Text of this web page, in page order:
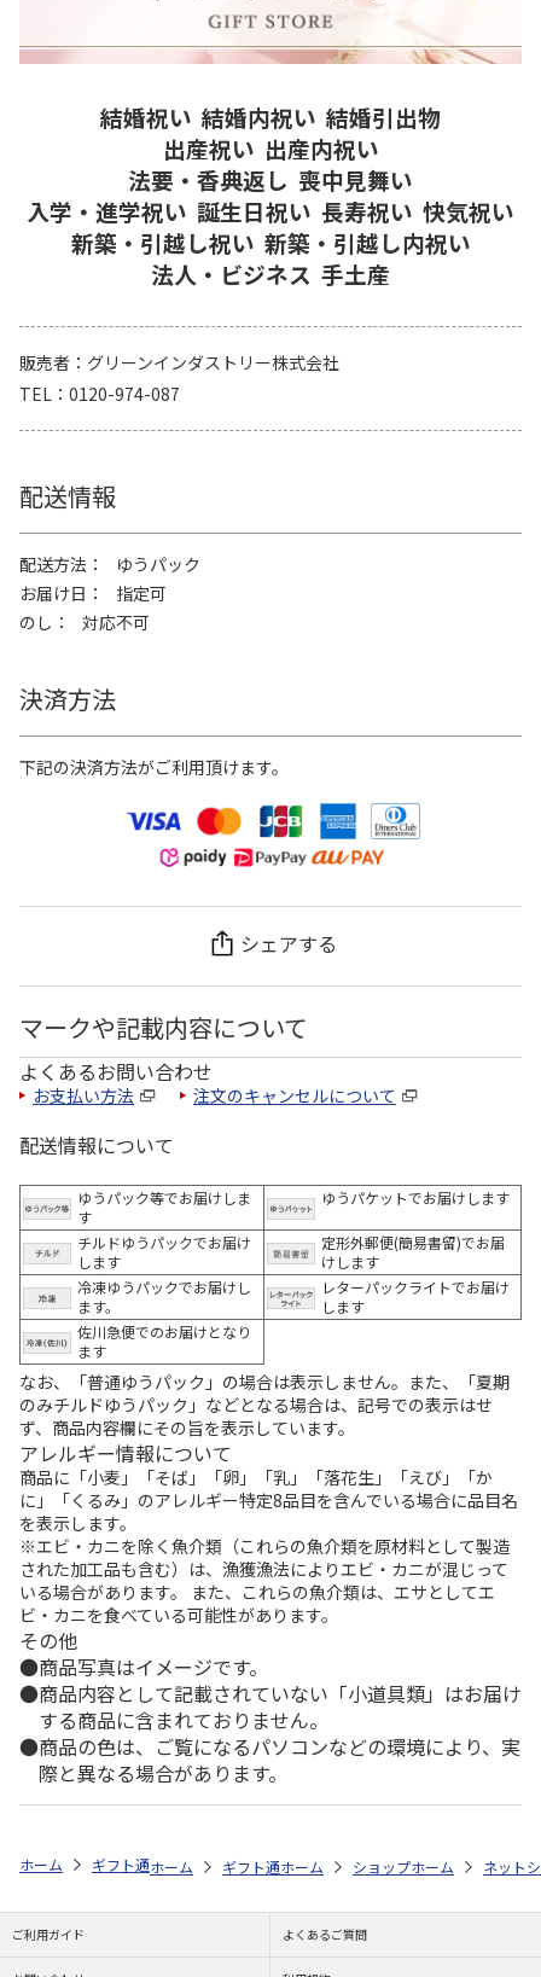
結婚祝い 結婚内祝い 結婚引出物
出産祝い 出産内祝い
法要・香典返し 喪中見舞い
入学・進学祝い 誕生日祝い 長寿祝い 快気祝い
新築・引越し祝い 新築・引越し内祝い
法人・ビジネス 手土産
販売者
グリーンインダストリー株式会社
TEL
0120-974-087
配送情報
配送方法
ゆうパック
お届け日
指定可
のし
対応不可
決済方法
下記の決済方法がご利用頂けます。
シェアする
マークや記載内容について
よくあるお問い合わせ
お支払い方法 注文のキャンセルについて
配送情報について
ゆうパック等でお届けしま
す
ゆうパケットでお届けします
チルドゆうパックでお届け
します
定形外郵便(簡易書留)でお届
けします
冷凍ゆうパックでお届けし
ます。
レターパックライトでお届け
します
佐川急便でのお届けとなり
ます
なお、「普通ゆうパック」の場合は表示しません。また、「夏期
のみチルドゆうパック」などとなる場合は、記号での表示はせ
ず、商品内容欄にその旨を表示しています。
アレルギー情報について
商品に「小麦」「そば」「卵」「乳」「落花生」「えび」「か
に」「くるみ」のアレルギー特定8品目を含んでいる場合に品目名
を表示します。
※エビ・カニを除く魚介類（これらの魚介類を原材料として製造
された加工品も含む）は、漁獲漁法によりエビ・カニが混じって
いる場合があります。 また、これらの魚介類は、エサとしてエ
ビ・カニを食べている可能性があります。
その他
商品写真はイメージです。
商品内容として記載されていない「小道具類」はお届け
する商品に含まれておりません。
商品の色は、ご覧になるパソコンなどの環境により、実
際と異なる場合があります。
ホーム ギフト通販 フラワーギフト 「スタイル」で選ぶ 花とス
ホーム ギフト通販 フラワーギフト ストア一覧
ホーム ショップ一覧 flower
ホーム ネット
ご利用ガイド よくあるご質問